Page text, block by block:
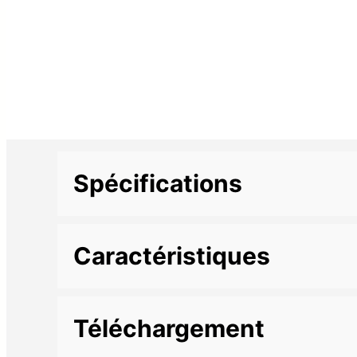
Spécifications
Caractéristiques
• Sac en nylon stylé et résistant pour statifs
Téléchargement